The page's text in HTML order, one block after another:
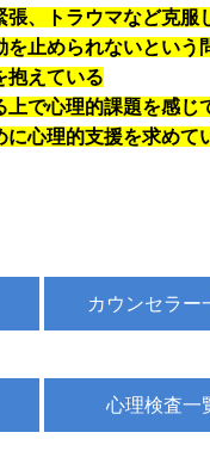
張、トラウマなど克服
を止められないという
抱えている
上で心理的課題を感じ
に心理的支援を求めて
カウンセラー
心理検査一